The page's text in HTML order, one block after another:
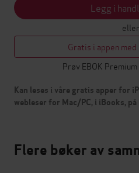
Legg i
eller
Gratis i appen med
Prøv EBOK
Kan leses i våre gratis apper for
webleser for Mac/PC, i iBooks,
Flere bøker av